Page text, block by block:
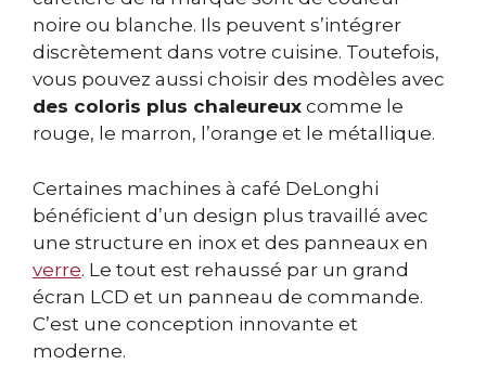
noire ou blanche. Ils peuvent s’intégrer
discrètement dans votre cuisine. Toutefois,
vous pouvez aussi choisir des modèles avec
des coloris plus chaleureux comme le
rouge, le marron, l’orange et le métallique.
Certaines machines à café DeLonghi
bénéficient d’un design plus travaillé avec
une structure en inox et des panneaux en
verre. Le tout est rehaussé par un grand
écran LCD et un panneau de commande.
C’est une conception innovante et
moderne.